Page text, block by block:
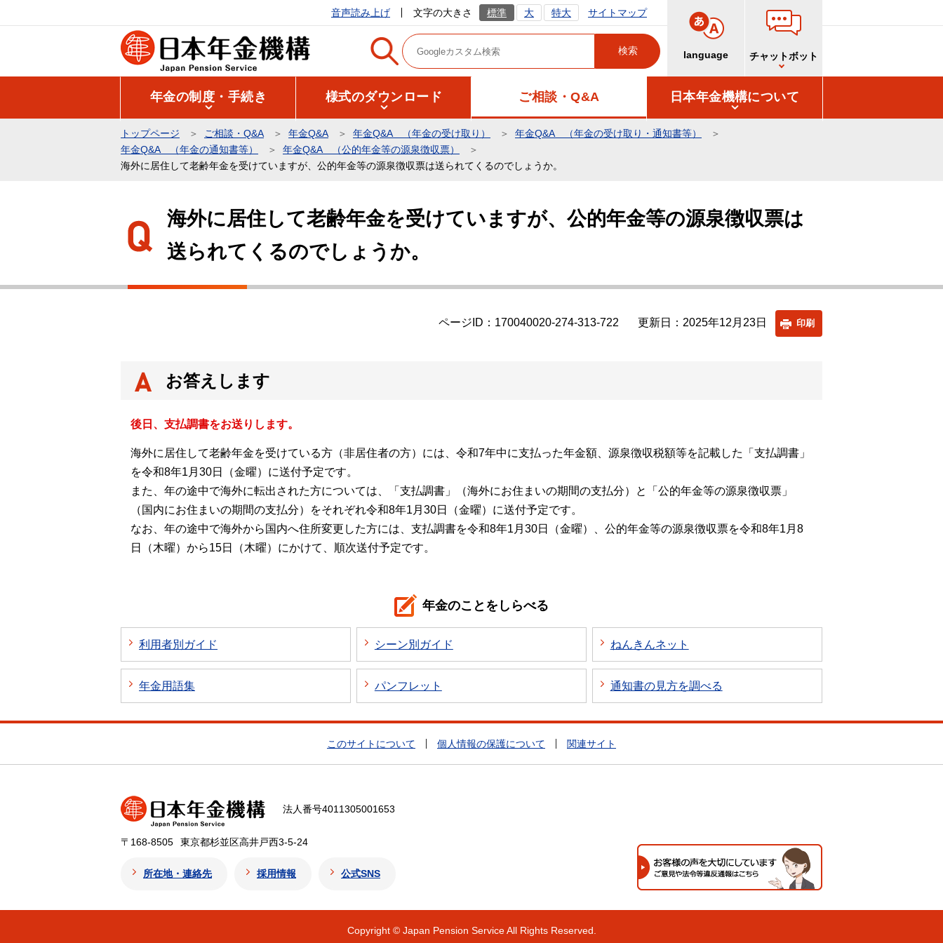
の
音声読み上げ 文字の大きさ 標準 大 特大 サイトマップ
language チャットボット
年金の制度・手続き 様式のダウンロード ご相談・Q&A 日本年金機構について
トップページ ご相談・Q&A 年金Q&A 年金Q&A （年金の受け取り）
年金Q&A （年金の受け取り・通知書等）
年金Q&A （年金の通知書等）
年金Q&A （公的年金等の源泉徴収票）
海外に居住して老齢年金を受けていますが、公的年金等の源泉徴収票は送られてくるのでしょうか。
ら
海外に居住して老齢年金を受けていますが、公的年金等の源泉徴収票は
送られてくるのでしょうか。
ページID：170040020-274-313-722 更新日：2025年12月23日 印刷
お答えします
後日、支払調書をお送りします。
海外に居住して老齢年金を受けている方（非居住者の方）には、令和7年中に支払った年金額、源泉徴収税額等を記載した「支払調書」
を令和8年1月30日（金曜）に送付予定です。
また、年の途中で海外に転出された方については、「支払調書」（海外にお住まいの期間の支払分）と「公的年金等の源泉徴収票」
（国内にお住まいの期間の支払分）をそれぞれ令和8年1月30日（金曜）に送付予定です。
なお、年の途中で海外から国内へ住所変更した方には、支払調書を令和8年1月30日（金曜）、公的年金等の源泉徴収票を令和8年1月8
日（木曜）から15日（木曜）にかけて、順次送付予定です。
年金のことをしらべる
利用者別ガイド シーン別ガイド ねんきんネット
年金用語集 パンフレット 通知書の見方を調べる
このサイトについて 個人情報の保護について 関連サイト
法人番号4011305001653
〒168-8505 東京都杉並区高井戸西3-5-24
所在地・連絡先 採用情報 公式SNS
Copyright © Japan Pension Service All Rights Reserved.